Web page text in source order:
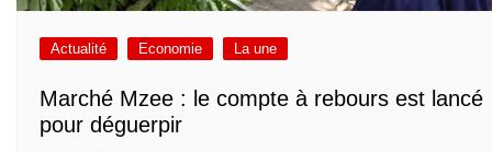
Actualité Economie La une
Marché Mzee : le compte à rebours est lancé
pour déguerpir